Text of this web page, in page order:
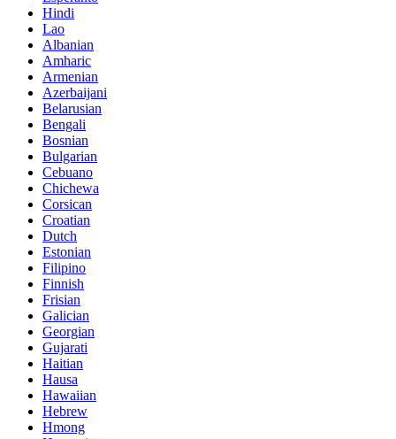
Hindi
Lao
Albanian
Amharic
Armenian
Azerbaijani
Belarusian
Bengali
Bosnian
Bulgarian
Cebuano
Chichewa
Corsican
Croatian
Dutch
Estonian
Filipino
Finnish
Frisian
Galician
Georgian
Gujarati
Haitian
Hausa
Hawaiian
Hebrew
Hmong